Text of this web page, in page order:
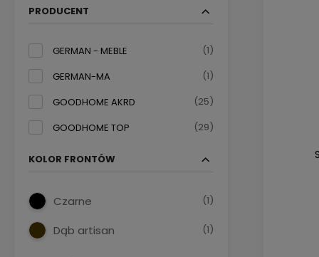
PRODUCENT
GERMAN - MEBLE
(1)
GERMAN-MA
(1)
GOODHOME AKRD
(25)
GOODHOME TOP
(29)
KOLOR FRONTÓW
Czarne (1)
Dąb artisan (1)